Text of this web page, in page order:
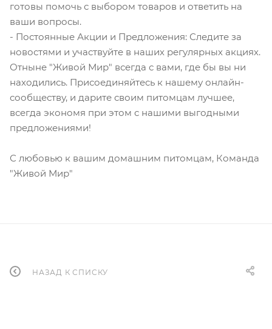
готовы помочь с выбором товаров и ответить на
ваши вопросы.
- Постоянные Акции и Предложения: Следите за
новостями и участвуйте в наших регулярных акциях.
Отныне "Живой Мир" всегда с вами, где бы вы ни
находились. Присоединяйтесь к нашему онлайн-
сообществу, и дарите своим питомцам лучшее,
всегда экономя при этом с нашими выгодными
предложениями!
С любовью к вашим домашним питомцам, Команда
"Живой Мир"
НАЗАД К СПИСКУ